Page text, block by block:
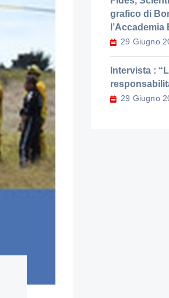
grafico di
29 Giugno
Intervista :
29 Giugno